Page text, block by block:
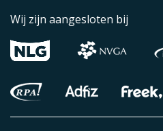
Wij zijn aangesloten bij